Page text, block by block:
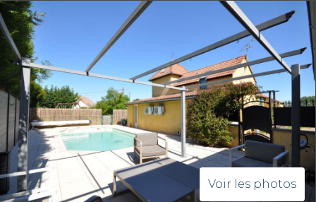
Voir les photos